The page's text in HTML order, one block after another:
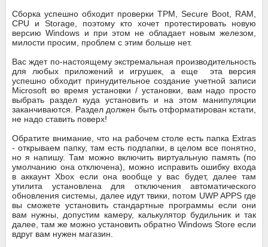
Сборка успешно обходит проверки TPM, Secure Boot, RAM,
CPU и Storage, поэтому кто хочет протестировать новую
версию Windows и при этом не обладает новым железом,
милости просим, проблем с этим больше нет.
Вас ждет по-настоящему экстремальная производительность
для любых приложений и игрушек, а еще эта версия
успешно обходит принудительное создание учетной записи
Microsoft во время установки / установки, вам надо просто
выбрать раздел куда установить и на этом манипуляции
заканчиваются. Раздел должен быть отформатирован кстати,
не надо ставить поверх!
Обратите внимание, что на рабочем столе есть папка Extras
- открываем папку, там есть подпапки, в целом все понятно,
но я напишу. Там можно включить виртуальную память (по
умолчанию она отключена), можно исправить ошибку входа
в аккаунт Xbox если она вообще у вас будет, далее там
утилита установлена для отключения автоматического
обновления системы, далее идут твики, потом UWP APPS где
вы сможете установить стандартные программы если они
вам нужны, допустим камеру, калькулятор будильник и так
далее, там же можно установить обратно Windows Store если
вдруг вам нужен магазин.